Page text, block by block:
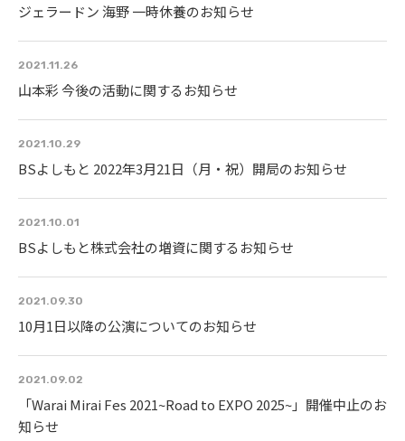
ジェラードン 海野 一時休養のお知らせ
2021.11.26
山本彩 今後の活動に関するお知らせ
2021.10.29
BSよしもと 2022年3月21日（月・祝）開局のお知らせ
2021.10.01
BSよしもと株式会社の増資に関するお知らせ
2021.09.30
10月1日以降の公演についてのお知らせ
2021.09.02
「Warai Mirai Fes 2021~Road to EXPO 2025~」開催中止のお
知らせ